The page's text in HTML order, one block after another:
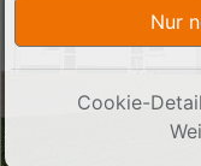
Cookie-